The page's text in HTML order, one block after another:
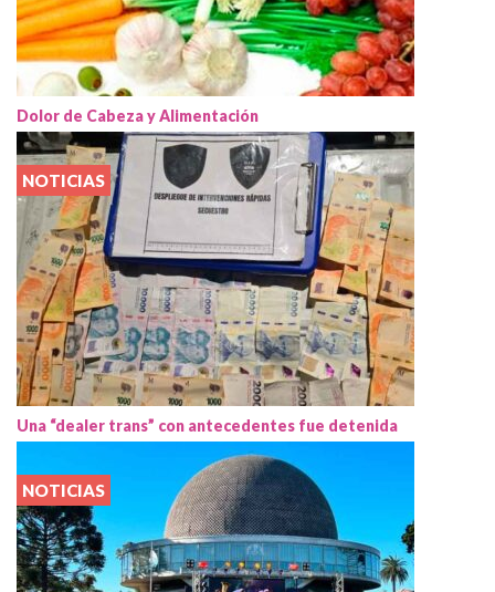
Dolor de Cabeza y Alimentación
NOTICIAS
Una “dealer trans” con antecedentes fue detenida
NOTICIAS